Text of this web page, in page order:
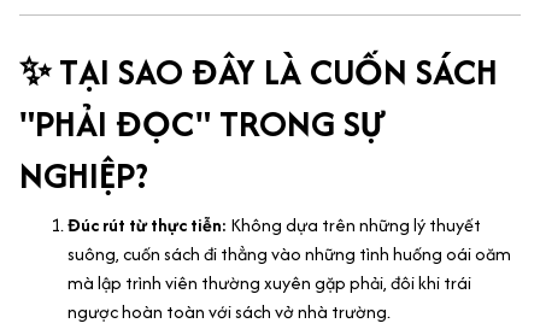
✨ TẠI SAO ĐÂY LÀ CUỐN SÁCH
"PHẢI ĐỌC" TRONG SỰ
NGHIỆP?
Đúc rút từ thực tiễn: Không dựa trên những lý thuyết
suông, cuốn sách đi thẳng vào những tình huống oái oăm
mà lập trình viên thường xuyên gặp phải, đôi khi trái
ngược hoàn toàn với sách vở nhà trường.